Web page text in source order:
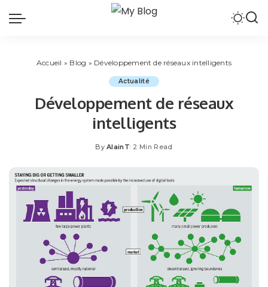
Accueil » Blog » Développement de réseaux intelligents
Actualité
Développement de réseaux
intelligents
Posted
By AlainT 2 Min Read